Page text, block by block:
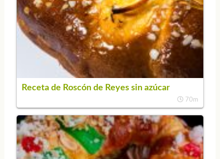
Receta de Roscón de Reyes sin azúcar
70m